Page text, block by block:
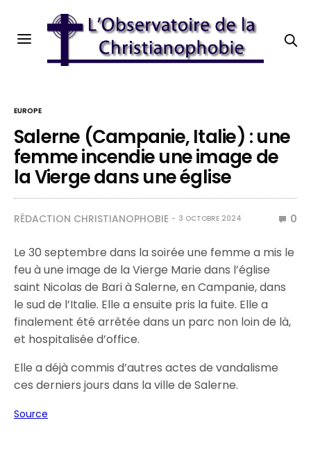
EUROPE
Salerne (Campanie, Italie) : une
femme incendie une image de
la Vierge dans une église
RÉDACTION CHRISTIANOPHOBIE 3 OCTOBRE 2024 0
Le 30 septembre dans la soirée une femme a mis le
feu à une image de la Vierge Marie dans l’église
saint Nicolas de Bari à Salerne, en Campanie, dans
le sud de l’Italie. Elle a ensuite pris la fuite. Elle a
finalement été arrêtée dans un parc non loin de là,
et hospitalisée d’office.
Elle a déjà commis d’autres actes de vandalisme
ces derniers jours dans la ville de Salerne.
Source